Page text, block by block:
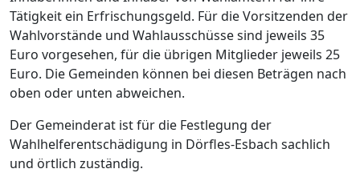
Tätigkeit ein Erfrischungsgeld. Für die Vorsitzenden der
Wahlvorstände und Wahlausschüsse sind jeweils 35
Euro vorgesehen, für die übrigen Mitglieder jeweils 25
Euro. Die Gemeinden können bei diesen Beträgen nach
oben oder unten abweichen.
Der Gemeinderat ist für die Festlegung der
Wahlhelferentschädigung in Dörfles-Esbach sachlich
und örtlich zuständig.